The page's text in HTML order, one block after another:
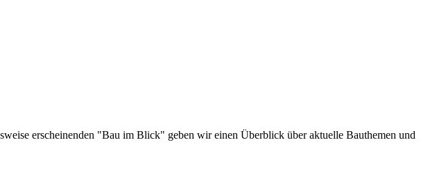
erscheinenden "Bau im Blick" geben wir einen Überblick über aktuelle Bauthemen und